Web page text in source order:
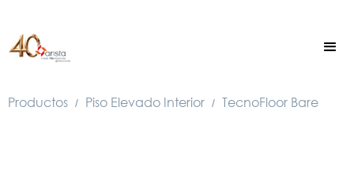
Productos / Piso Elevado Interior / TecnoFloor Bare